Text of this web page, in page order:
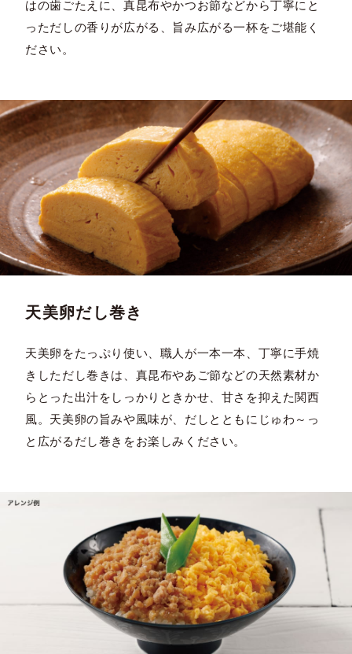
はの歯ごたえに、真昆布やかつお節などから丁寧にと
っただしの香りが広がる、旨み広がる一杯をご堪能く
ださい。
天美卵だし巻き
天美卵をたっぷり使い、職人が一本一本、丁寧に手焼
きしただし巻きは、真昆布やあご節などの天然素材か
らとった出汁をしっかりときかせ、甘さを抑えた関西
風。天美卵の旨みや風味が、だしとともにじゅわ～っ
と広がるだし巻きをお楽しみください。